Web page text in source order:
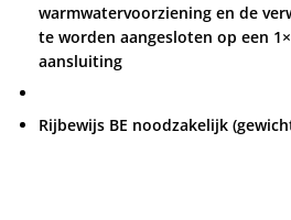
warmwatervoorziening en de
te worden aangesloten op een
aansluiting
Rijbewijs BE noodzakelijk